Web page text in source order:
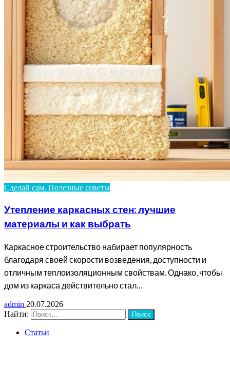
Сделай сам. Полезные советы
Утепление каркасных стен: лучшие
материалы и как выбрать
Каркасное строительство набирает популярность
благодаря своей скорости возведения, доступности и
отличным теплоизоляционным свойствам. Однако, чтобы
дом из каркаса действительно стал…
admin 20.07.2026
Найти:
Статьи